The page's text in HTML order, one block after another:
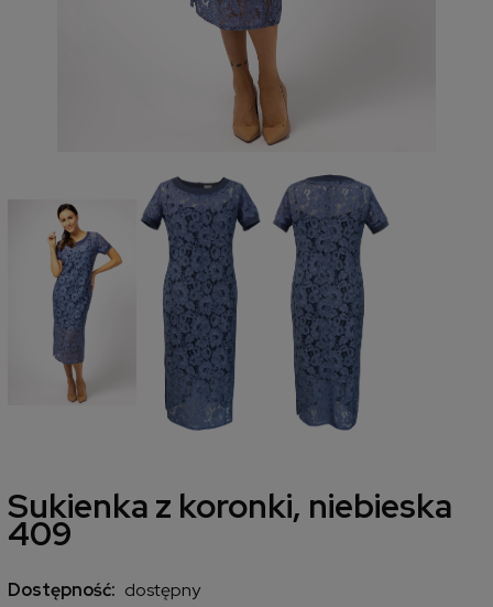
Sukienka z koronki, niebieska
409
Dostępność: dostępny